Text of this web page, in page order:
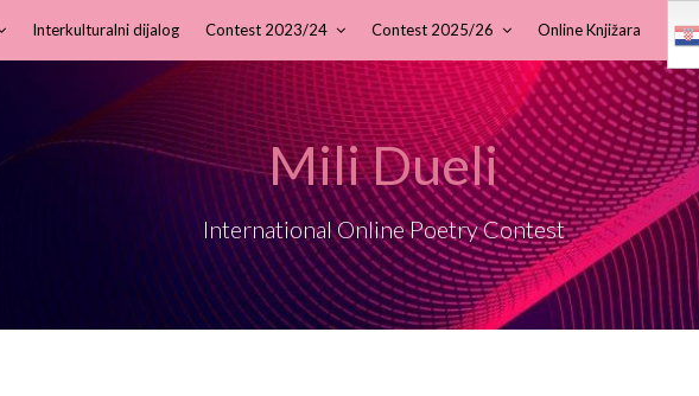
Interkulturalni dijalog Contest 2023/24 Contest 2025/26 Online Knjižara
Mili Dueli
International Online Poetry Contest